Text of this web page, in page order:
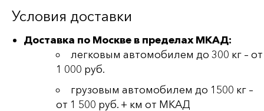
Условия доставки
Доставка по Москве в пределах МКАД:
легковым автомобилем до 300 кг – от
1 000 руб.
грузовым автомобилем до 1500 кг –
от 1 500 руб. + км от МКАД